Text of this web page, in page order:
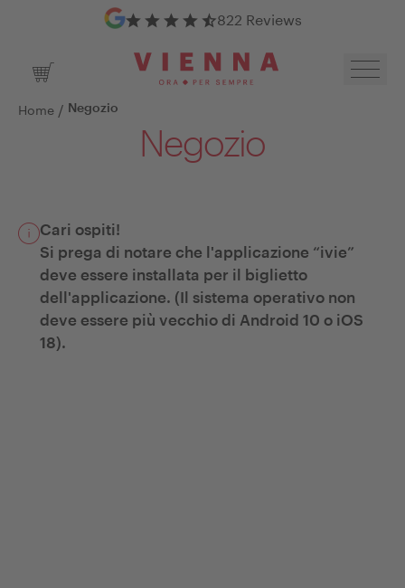
Google Reviews
822 Reviews
Shopping Cart
Home / Negozio
Negozio
Cari ospiti!
Si prega di notare che l'applicazione “ivie”
deve essere installata per il biglietto
dell'applicazione. (Il sistema operativo non
deve essere più vecchio di Android 10 o iOS
18).